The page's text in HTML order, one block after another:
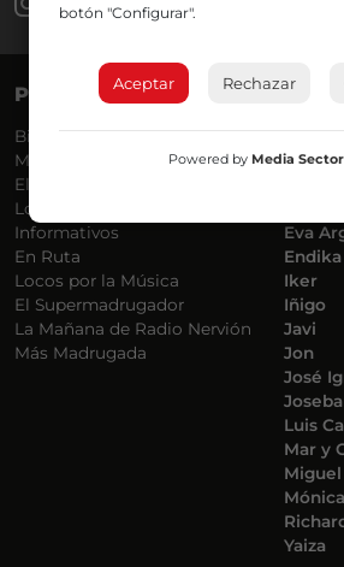
PROGRAMAS
Bilbosport
Más Música
El Madrugador
Lo Más Nuevo
Informativos
En Ruta
Locos por la Música
El Supermadrugador
La Mañana de Radio Nervión
Más Madrugada
Belén
Eva
Endika
Iker
Iñigo
Javi
Jon
José
Joseba
Luis
Mar y
Yaiza
botón "Configurar".
Aceptar Rechazar
Powered by Media Sector